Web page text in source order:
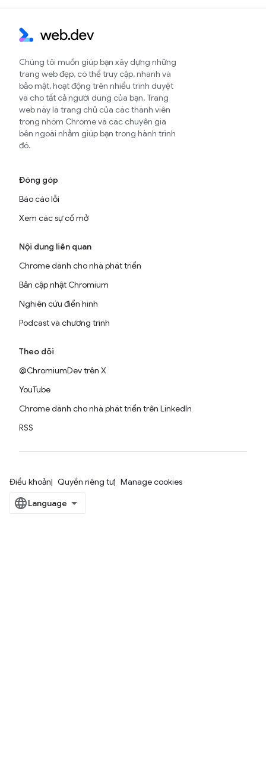
Chúng tôi muốn giúp bạn xây dựng những
trang web đẹp, có thể truy cập, nhanh và
bảo mật, hoạt động trên nhiều trình duyệt
và cho tất cả người dùng của bạn. Trang
web này là trang chủ của các thành viên
trong nhóm Chrome và các chuyên gia
bên ngoài nhằm giúp bạn trong hành trình
đó.
Đóng góp
Báo cáo lỗi
Xem các sự cố mở
Nội dung liên quan
Chrome dành cho nhà phát triển
Bản cập nhật Chromium
Nghiên cứu điển hình
Podcast và chương trình
Theo dõi
@ChromiumDev trên X
YouTube
Chrome dành cho nhà phát triển trên LinkedIn
RSS
Điều khoản Quyền riêng tư Manage cookies